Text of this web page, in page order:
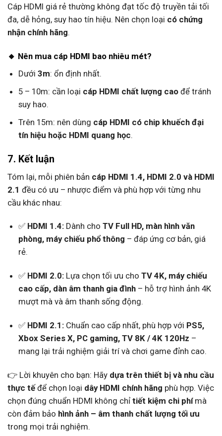
Cáp HDMI giá rẻ thường không đạt tốc độ truyền tải tối
đa, dễ hỏng, suy hao tín hiệu. Nên chọn loại có chứng
nhận chính hãng.
🔸 Nên mua cáp HDMI bao nhiêu mét?
Dưới 3m: ổn định nhất.
5 – 10m: cần loại cáp HDMI chất lượng caođể tránh
suy hao.
Trên 15m: nên dùng cáp HDMI có chip khuếch đại
tín hiệu hoặc HDMI quang học.
7. Kết luận
Tóm lại, mỗi phiên bản cáp HDMI 1.4, HDMI 2.0 và HDMI
2.1 đều có ưu – nhược điểm và phù hợp với từng nhu
cầu khác nhau:
✅ HDMI 1.4:Dành cho TV Full HD, màn hình văn
phòng, máy chiếu phổ thông – đáp ứng cơ bản, giá
rẻ.
✅ HDMI 2.0:Lựa chọn tối ưu cho TV 4K, máy chiếu
cao cấp, dàn âm thanh gia đình– hỗ trợ hình ảnh 4K
mượt mà và âm thanh sống động.
✅ HDMI 2.1:Chuẩn cao cấp nhất, phù hợp với PS5,
Xbox Series X, PC gaming, TV 8K / 4K 120Hz –
mang lại trải nghiệm giải trí và chơi game đỉnh cao.
👉 Lời khuyên cho bạn: Hãy dựa trên thiết bị và nhu cầu
thực tếđể chọn loại dây HDMI chính hãng phù hợp. Việc
chọn đúng chuẩn HDMI không chỉ tiết kiệm chi phímà
còn đảm bảo hình ảnh – âm thanh chất lượng tối ưu
trong mọi trải nghiệm.